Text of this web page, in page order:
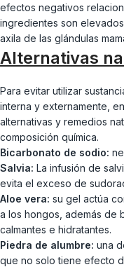
efectos negativos
ingredientes son
axila de las glándulas
Alternativas
Para evitar utilizar
interna y externamente,
alternativas y remedios
composición química.
Bicarbonato de sodio:
Salvia: La infusión de
evita el exceso de
Aloe vera: su gel actúa
a los hongos, además de
calmantes e hidratantes.
Piedra de alumbre: una
que no solo tiene efecto